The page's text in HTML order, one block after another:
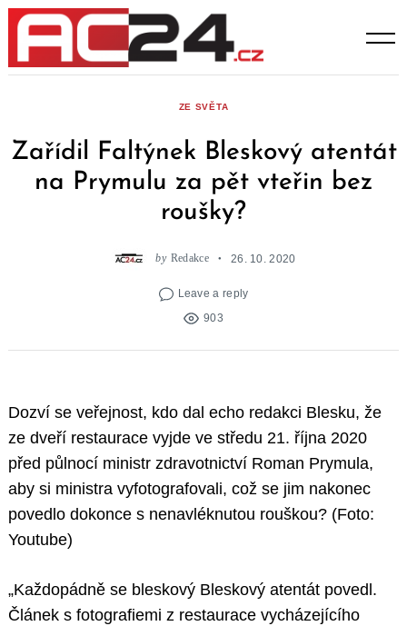
Skip
content
ZE SVĚTA
Zařídil Faltýnek Bleskový atentát
na Prymulu za pět vteřin bez
roušky?
by Redakce 26. 10. 2020
Leave a reply
903
Dozví se veřejnost, kdo dal echo redakci Blesku, že
ze dveří restaurace vyjde ve středu 21. října 2020
před půlnocí ministr zdravotnictví Roman Prymula,
aby si ministra vyfotografovali, což se jim nakonec
povedlo dokonce s nenavléknutou rouškou? (Foto:
Youtube)
„Každopádně se bleskový Bleskový atentát povedl.
Článek s fotografiemi z restaurace vycházejícího